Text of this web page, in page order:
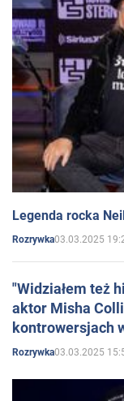
Legenda rocka
Rozrywka03.03.2025
"Widziałem też
aktor Misha
kontrowersjach
Rozrywka03.03.2025